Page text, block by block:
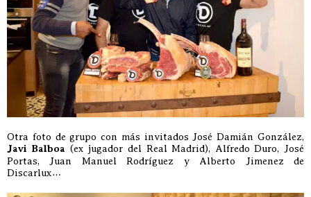
Otra foto de grupo con más invitados José Damián González,
Javi Balboa (ex jugador del Real Madrid), Alfredo Duro, José
Portas, Juan Manuel Rodríguez y Alberto Jimenez de
Discarlux…